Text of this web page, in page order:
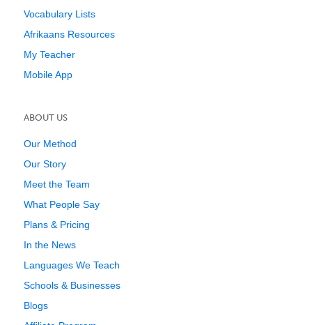
Vocabulary Lists
Afrikaans Resources
My Teacher
Mobile App
ABOUT US
Our Method
Our Story
Meet the Team
What People Say
Plans & Pricing
In the News
Languages We Teach
Schools & Businesses
Blogs